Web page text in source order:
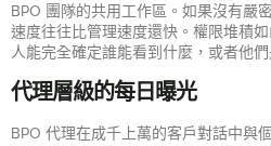
BPO 團隊的共用工作區。如果沒有嚴
速度往往比管理速度還快。權限堆積
人能完全確定誰能看到什麼，或者他
代理層級的每日曝光
BPO 代理在成千上萬的客戶對話中與